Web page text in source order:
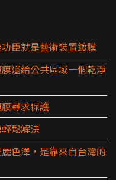
臣就是藝術裝置鍍膜
還給公共區域一個乾淨
尋求保護
鬆解決
色澤，是靠來自台灣的